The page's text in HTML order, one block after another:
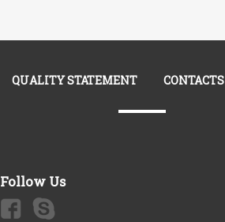
QUALITY STATEMENT CONTACTS
Follow Us